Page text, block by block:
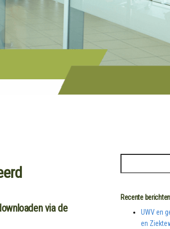
via de
Recente berichten
UWV en
en